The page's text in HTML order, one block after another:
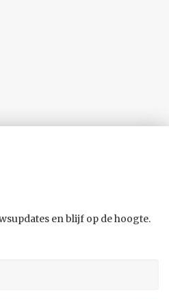
en blijf op de hoogte.